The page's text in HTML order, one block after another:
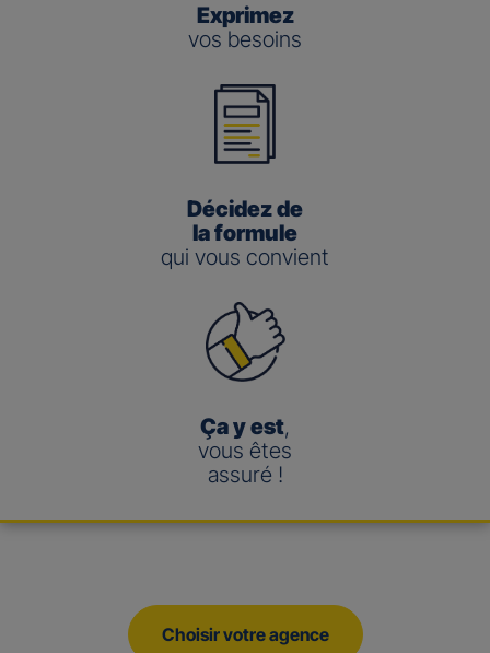
Exprimez
vos besoins
Décidez de
la formule
qui vous convient
Ça y est,
vous êtes
assuré !
Choisir votre agence